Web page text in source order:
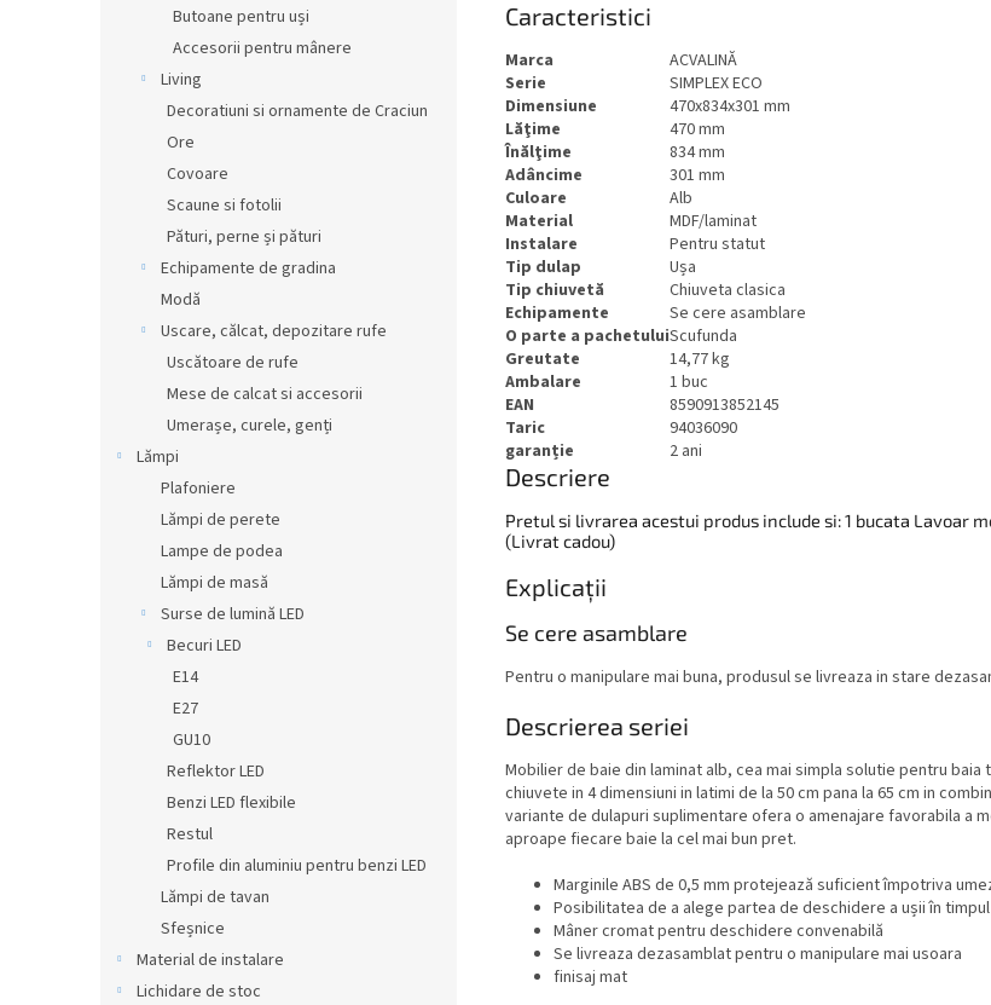
Butoane pentru uși
Accesorii pentru mânere
Living
Decoratiuni si ornamente de Craciun
Ore
Covoare
Scaune si fotolii
Pături, perne și pături
Echipamente de gradina
Modă
Uscare, călcat, depozitare rufe
Uscătoare de rufe
Mese de calcat si accesorii
Umerașe, curele, genți
Lămpi
Plafoniere
Lămpi de perete
Lampe de podea
Lămpi de masă
Surse de lumină LED
Becuri LED
E14
E27
GU10
Reflektor LED
Benzi LED flexibile
Restul
Profile din aluminiu pentru benzi LED
Lămpi de tavan
Sfeșnice
Material de instalare
Lichidare de stoc
Caracteristici
Marca
ACVALINĂ
Serie
SIMPLEX ECO
Dimensiune
470x834x301 mm
Lăţime
470 mm
Înălţime
834 mm
Adâncime
301 mm
Culoare
Alb
Material
MDF/laminat
Instalare
Pentru statut
Tip dulap
Ușa
Tip chiuvetă
Chiuveta clasica
Echipamente
Se cere asamblare
O parte a pachetuluiScufunda
Greutate
14,77 kg
Ambalare
1 buc
EAN
8590913852145
Taric
94036090
garanție
2 ani
Descriere
Pretul si livrarea acestui produs include si: 1 bucata Lavoar
(Livrat cadou)
Explicații
Se cere asamblare
Pentru o manipulare mai buna, produsul se livreaza in stare
Descrierea seriei
Mobilier de baie din laminat alb, cea mai simpla solutie pentru baia
chiuvete in 4 dimensiuni in latimi de la 50 cm pana la 65 cm in
variante de dulapuri suplimentare ofera o amenajare favorabila a
aproape fiecare baie la cel mai bun pret.
Marginile ABS de 0,5 mm protejează suficient împotriva
Posibilitatea de a alege partea de deschidere a ușii în
Mâner cromat pentru deschidere convenabilă
Se livreaza dezasamblat pentru o manipulare mai usoara
finisaj mat